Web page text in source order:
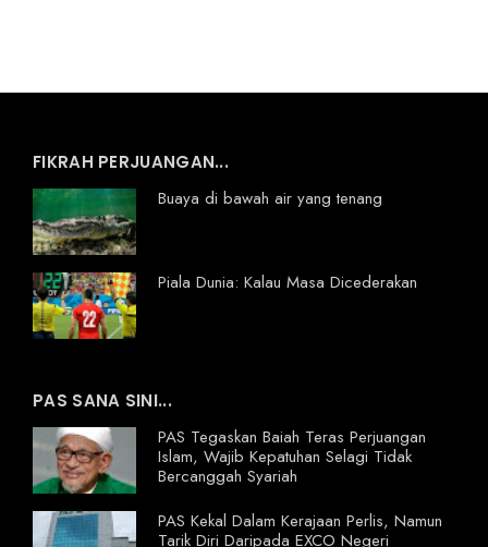
FIKRAH PERJUANGAN...
Buaya di bawah air yang tenang
Piala Dunia: Kalau Masa Dicederakan
PAS SANA SINI...
PAS Tegaskan Baiah Teras Perjuangan
Islam, Wajib Kepatuhan Selagi Tidak
Bercanggah Syariah
PAS Kekal Dalam Kerajaan Perlis, Namun
Tarik Diri Daripada EXCO Negeri